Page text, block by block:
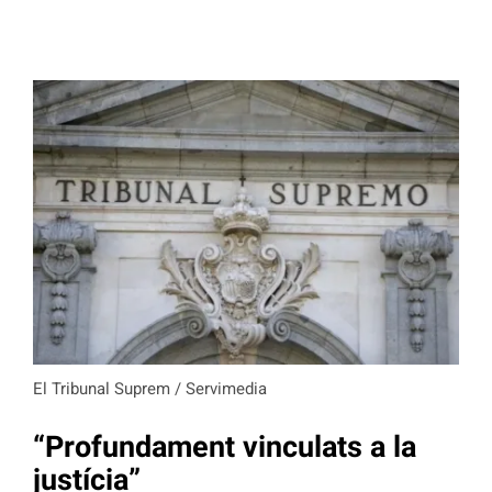
El Tribunal Suprem / Servimedia
“Profundament vinculats a la
justícia”